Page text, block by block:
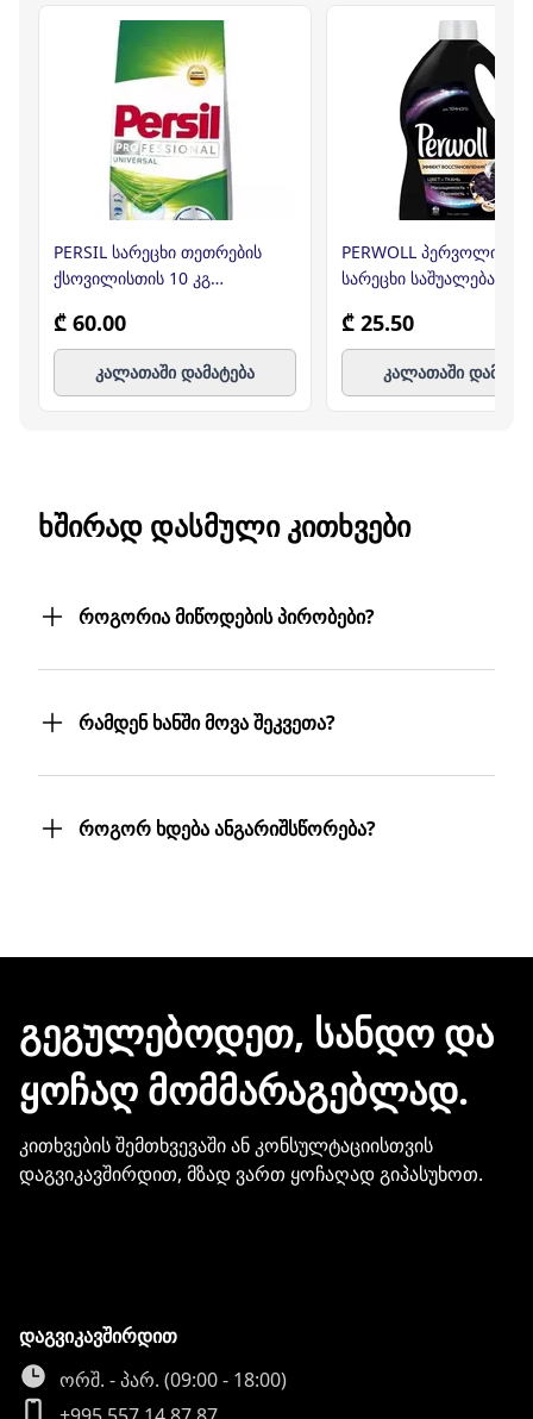
PERSIL სარეცხი თეთრების
ქსოვილისთის 10 კგ
₾ 60.00
კალათაში დამატება
PERWOLL პერვოლი
სარეცხი საშუალება შავი
₾ 25.50
კალათაში
ᲮᲨᲘᲠᲐᲓ ᲓᲐᲡᲛᲣᲚᲘ ᲙᲘᲗᲮᲕᲔᲑᲘ
როგორია მიწოდების პირობები?
მითითებულ მისამართზე მოგაწვდით.
თუ თქვენი ბიზნესი რამდენიმე
ფილიალს/ლოკაციას მოიცავს,
მოგიტანთ. მიტანის სერვისი უფასოა.
რამდენ ხანში მოვა შეკვეთა?
თუმცა, ჩვენ ისეთი ყოჩაღები ვართ, 3
სამუშაო დღეც არ დაგვჭირდება.
როგორ ხდება ანგარიშსწორება?
ჩვენთან პროდუქციის შეძენისთვის არ
მონაცემების და სხვა პირადი
ინფორმაციის გაზიარება.
ᲒᲔᲒᲣᲚᲔᲑᲝᲓᲔᲗ, ᲡᲐᲜᲓᲝ ᲓᲐ
ᲧᲝᲩᲐᲦ ᲛᲝᲛᲛᲐᲠᲐᲒᲔᲑᲚᲐᲓ.
კითხვების შემთხვევაში ან კონსულტაციისთვის
დაგვიკავშირდით, მზად ვართ ყოჩაღად გიპასუხოთ.
დაგვიკავშირდით
ორშ. - პარ. (09:00 - 18:00)